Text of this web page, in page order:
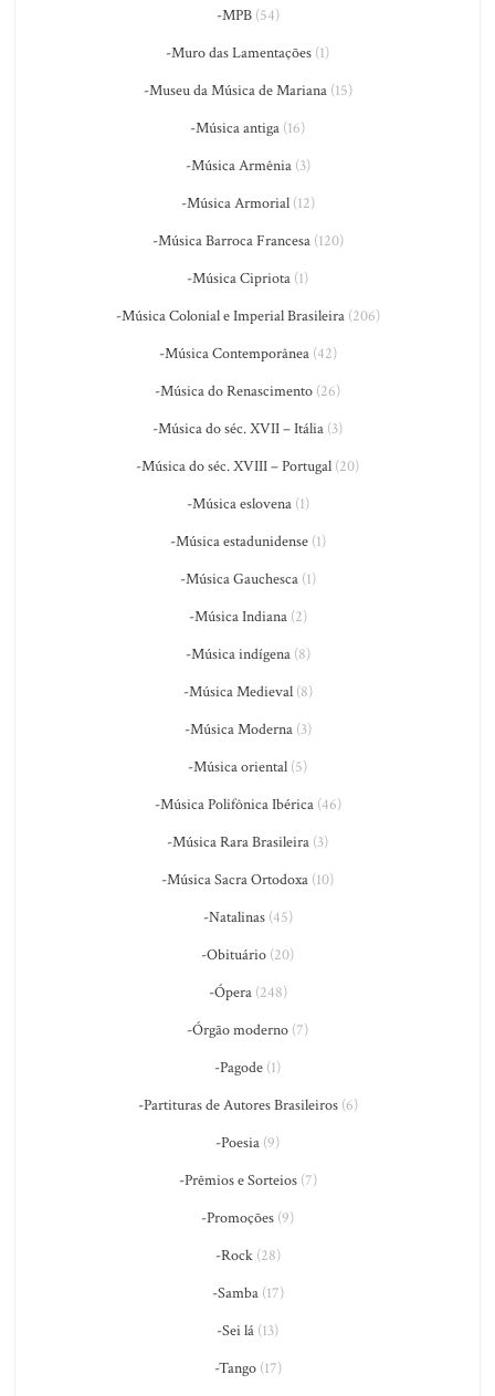
-MPB(54)
-Muro das Lamentações (1)
-Museu da Música de Mariana(15)
-Música antiga (16)
-Música Armênia(3)
-Música Armorial(12)
-Música Barroca Francesa(120)
-Música Cipriota (1)
-Música Colonial e Imperial Brasileira(206)
-Música Contemporânea(42)
-Música do Renascimento (26)
-Música do séc. XVII – Itália (3)
-Música do séc. XVIII – Portugal (20)
-Música eslovena(1)
-Música estadunidense(1)
-Música Gauchesca(1)
-Música Indiana(2)
-Música indígena(8)
-Música Medieval(8)
-Música Moderna(3)
-Música oriental (5)
-Música Polifônica Ibérica(46)
-Música Rara Brasileira (3)
-Música Sacra Ortodoxa (10)
-Natalinas(45)
-Obituário (20)
-Ópera(248)
-Órgão moderno (7)
-Pagode (1)
-Partituras de Autores Brasileiros(6)
-Poesia (9)
-Prêmios e Sorteios(7)
-Promoções (9)
-Rock(28)
-Samba(17)
-Sei lá (13)
-Tango(17)